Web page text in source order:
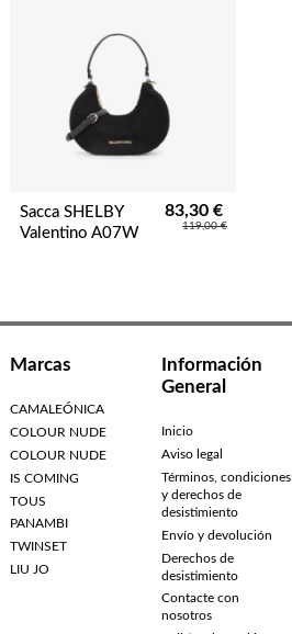
Sacca SHELBY
Valentino A07W
83,30 €
119,00 €
Marcas
CAMALEÓNICA
COLOUR NUDE
COLOUR NUDE
IS COMING
TOUS
PANAMBI
TWINSET
LIU JO
Información
General
Inicio
Aviso legal
Términos, condiciones
y derechos de
desistimiento
Envío y devolución
Derechos de
desistimiento
Contacte con
nosotros